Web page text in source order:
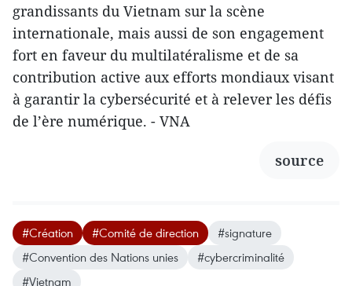
grandissants du Vietnam sur la scène
internationale, mais aussi de son engagement
fort en faveur du multilatéralisme et de sa
contribution active aux efforts mondiaux visant
à garantir la cybersécurité et à relever les défis
de l’ère numérique. - VNA
source
#Création #Comité de direction
#signature
#Convention des Nations unies
#cybercriminalité
#Vietnam